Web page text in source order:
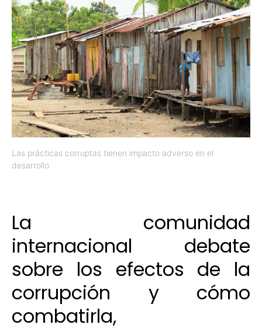
Las prácticas corruptas tienen impacto adverso en el
desarrollo.
La comunidad
internacional debate
sobre los efectos de la
corrupción y cómo
combatirla,